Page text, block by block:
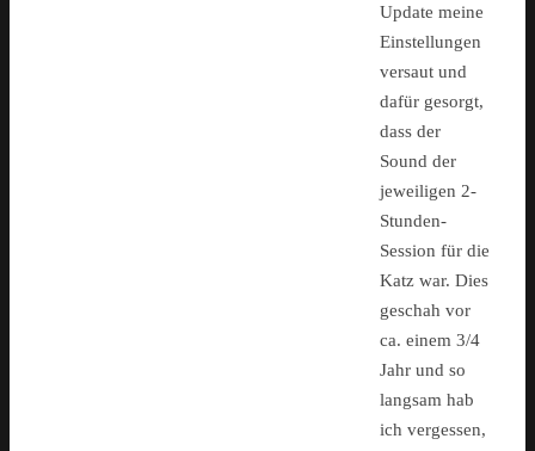
Update meine
Einstellungen
versaut und
dafür gesorgt,
dass der
Sound der
jeweiligen 2-
Stunden-
Session für die
Katz war. Dies
geschah vor
ca. einem 3/4
Jahr und so
langsam hab
ich vergessen,